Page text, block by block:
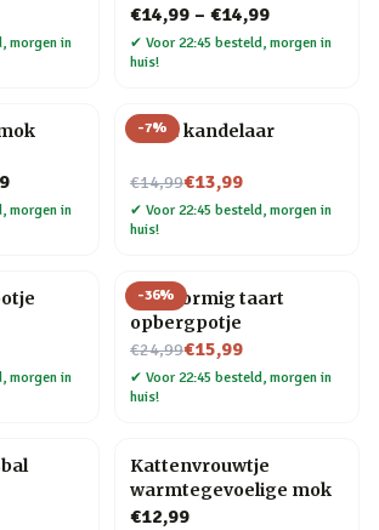
morgen in
€14,99 – €14,99
✔ Voor 22:45 besteld, morgen in
huis!
morgen in
-7%
Taart kandelaar
€14,99
Nu voor€13,99
✔ Voor 22:45 besteld, morgen in
huis!
morgen in
-36%
Hartvormig taart
opbergpotje
€24,99
Nu voor€15,99
✔ Voor 22:45 besteld, morgen in
huis!
Kattenvrouwtje
warmtegevoelige mok
€12,99